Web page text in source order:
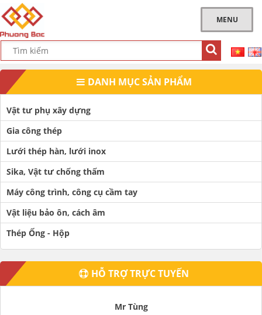
MENU
DANH MỤC SẢN PHẨM
Vật tư phụ xây dựng
Gia công thép
Lưới thép hàn, lưới inox
Sika, Vật tư chống thấm
Máy công trình, công cụ cầm tay
Vật liệu bảo ôn, cách âm
Thép Ống - Hộp
HỖ TRỢ TRỰC TUYẾN
Mr Tùng